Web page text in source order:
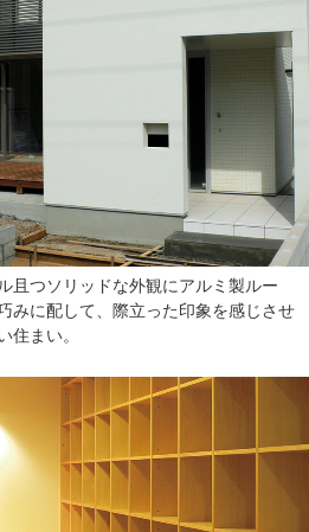
且つソリッドな外観にアルミ製ルー
みに配して、際立った印象を感じさせ
住まい。